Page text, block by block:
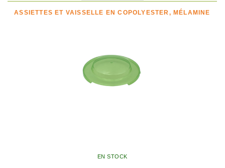
ASSIETTES ET VAISSELLE EN COPOLYESTER, MÉLAMINE
EN STOCK